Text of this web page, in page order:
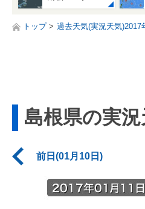
トップ 過去天気(実況天気)2017
島根県の実
前日(01月10日)